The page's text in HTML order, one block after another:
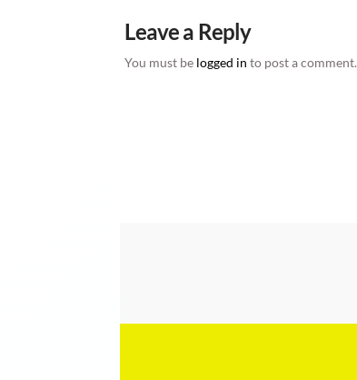
Leave a Reply
You must be logged in to post a comment.